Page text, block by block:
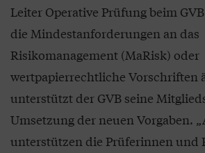
Leiter Operative Prüfung beim
die Mindestanforderungen an das
Risikomanagement (MaRisk) oder
wertpapierrechtliche Vorschriften
unterstützt der GVB seine
Umsetzung der neuen Vorgaben.
unterstützen die Prüferinnen und